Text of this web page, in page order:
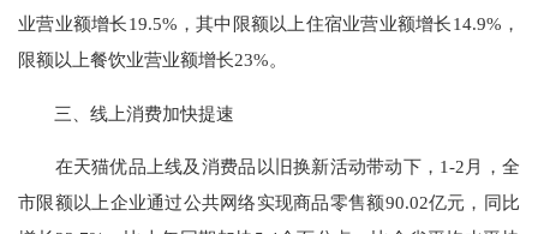
业营业额增长19.5% ，其中限额以上住宿业营业额增长14.9% ，
限额以上餐饮业营业额增长23%。
三、线上消费加快提速
在天猫优品上线及消费品以旧换新活动带动下， 1-2 月，全
市限额以上企业通过公共网络实现商品零售额90.02亿元，同比